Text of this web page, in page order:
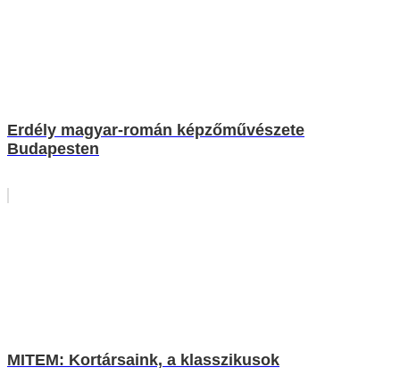
Erdély magyar-román képzőművészete
Budapesten
MITEM: Kortársaink, a klasszikusok